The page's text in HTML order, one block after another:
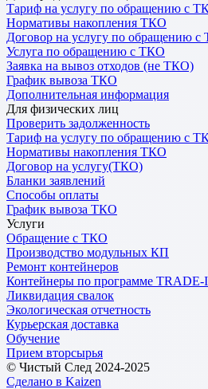
Тариф на услугу по обращению с
Нормативы накопления ТКО
Договор на услугу по обращению
Услуга по обращению с ТКО
Заявка на вывоз отходов (не ТКО)
График вывоза ТКО
Дополнительная информация
Для физических лиц
Проверить задолженность
Тариф на услугу по обращению с
Нормативы накопления ТКО
Договор на услугу(ТКО)
Бланки заявлений
Способы оплаты
График вывоза ТКО
Услуги
Обращение с ТКО
Производство модульных КП
Ремонт контейнеров
Контейнеры по программе TRADE-
Ликвидация свалок
Экологическая отчетность
Курьерская доставка
Обучение
Прием вторсырья
© Чистый След 2024-2025
Сделано в Kaizen